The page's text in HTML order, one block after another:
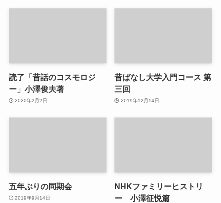
読了「昔話のコスモロジ
ー」小澤俊夫著
2020年2月2日
昔ばなし大学入門コース 第
三回
2019年12月14日
五年ぶりの同期会
2019年9月14日
NHKファミリーヒストリ
ー 小澤征悦篇